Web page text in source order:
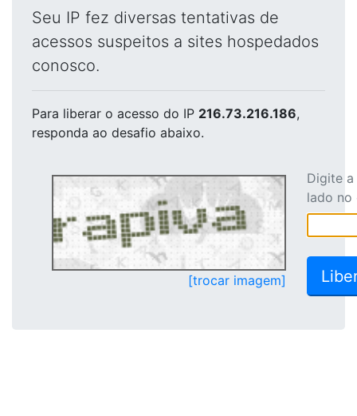
Seu IP fez diversas tentativas de
acessos suspeitos a sites hospedados
conosco.
Para liberar o acesso do IP 216.73.216.186,
responda ao desafio abaixo.
[trocar imagem]
Digite
lado no